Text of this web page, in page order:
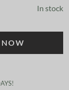
In stock
NOW